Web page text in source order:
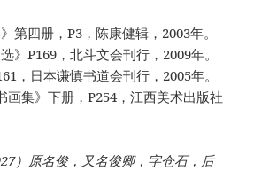
第四册，P3，陈康健辑，2003年。
》P169，北斗文会刊行，2009年。
，日本谦慎书道会刊行，2005年。
画集》下册，P254，江西美术出版社
）原名俊，又名俊卿，字仓石，后